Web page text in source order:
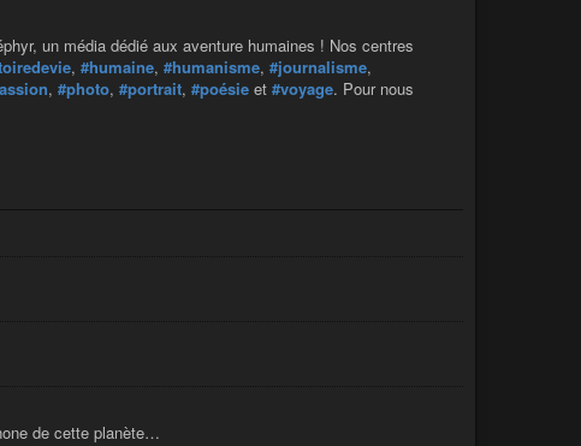
un média dédié aux aventure humaines ! Nos centres
, #humaine, #humanisme, #journalisme,
, #photo, #portrait, #poésie et #voyage. Pour nous
de cette planète…